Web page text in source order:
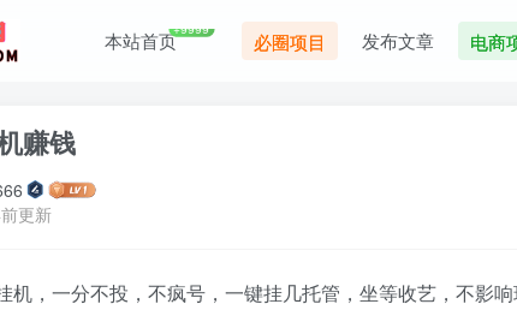
本站首页+9999
必圈项目 发布文章 电商
赚钱
更新
机，一分不投，不疯号，一键挂几托管，坐等收艺，不影